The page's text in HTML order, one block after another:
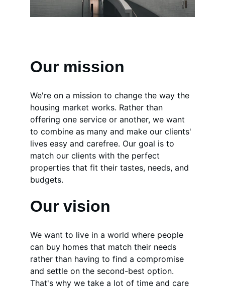
Our mission
We're on a mission to change the way the
housing market works. Rather than
offering one service or another, we want
to combine as many and make our clients'
lives easy and carefree. Our goal is to
match our clients with the perfect
properties that fit their tastes, needs, and
budgets.
Our vision
We want to live in a world where people
can buy homes that match their needs
rather than having to find a compromise
and settle on the second-best option.
That's why we take a lot of time and care